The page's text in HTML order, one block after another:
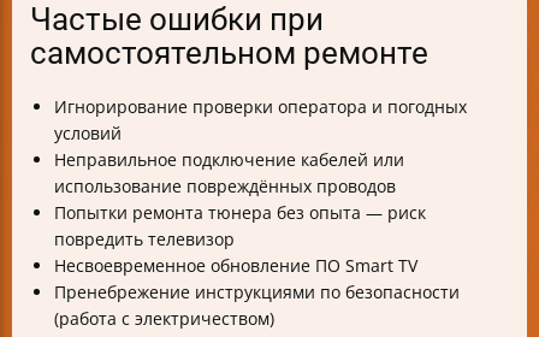
Частые ошибки при
самостоятельном ремонте
Игнорирование проверки оператора и погодных
условий
Неправильное подключение кабелей или
использование повреждённых проводов
Попытки ремонта тюнера без опыта — риск
повредить телевизор
Несвоевременное обновление ПО Smart TV
Пренебрежение инструкциями по безопасности
(работа с электричеством)